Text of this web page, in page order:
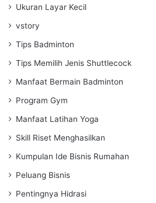
Ukuran Layar Kecil
vstory
Tips Badminton
Tips Memilih Jenis Shuttlecock
Manfaat Bermain Badminton
Program Gym
Manfaat Latihan Yoga
Skill Riset Menghasilkan
Kumpulan Ide Bisnis Rumahan
Peluang Bisnis
Pentingnya Hidrasi